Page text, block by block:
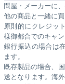
問屋・メーカーに
他の商品と一緒に
原則的にクレジッ
様御都合でのキャ
銀行振込の場合は
ます。
既存製品の場合、
送となります。海